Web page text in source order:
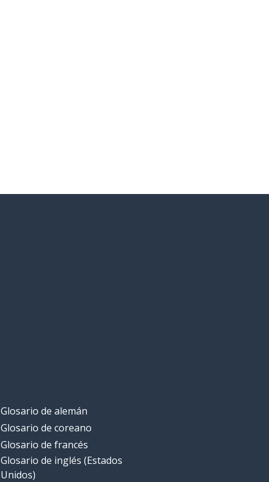
Glosario de alemán
Glosario de coreano
Glosario de francés
Glosario de inglés (Estados
Unidos)